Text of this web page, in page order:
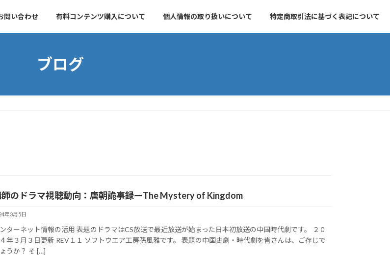
問い合わせ 有料コンテンツ購入について 個人情報の取り扱いについて 特定商取引法に基づく表記について
ブログ
のドラマ視聴動向：唐朝詭事録ーThe Mystery of Kingdom
年3月5日
ターネット情報の活用 表題のドラマはCS放送で最近放送が始まった日本初放送の中国時代劇です。 ２０
年３月３日更新 REV１１ ソフトウエア工房孫風雅です。 表題の中国史劇・時代劇を皆さんは、ご存じで
うか？ そ […]